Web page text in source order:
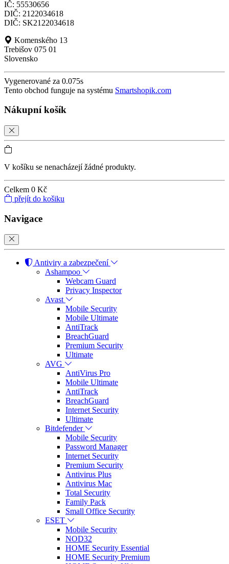
IČ: 55530656
DIČ: 2122034618
DIČ: SK2122034618
Komenského 13
Trebišov 075 01
Slovensko
Vygenerované za 0.075s
Tento obchod funguje na systému Smartshopik.com
Nákupní košík
V košíku se nenacházejí žádné produkty.
Celkem 0 Kč
přejít do košiku
Navigace
Antiviry a zabezpečení
Ashampoo
Webcam Guard
Privacy Inspector
Avast
Mobile Security
Mobile Ultimate
AntiTrack
BreachGuard
Premium Security
Ultimate
AVG
AntiVirus Pro
Mobile Ultimate
AntiTrack
BreachGuard
Internet Security
Ultimate
Bitdefender
Mobile Security
Password Manager
Internet Security
Premium Security
Antivirus Plus
Antivirus Mac
Total Security
Family Pack
Small Office Security
ESET
Mobile Security
NOD32
HOME Security Essential
HOME Security Premium